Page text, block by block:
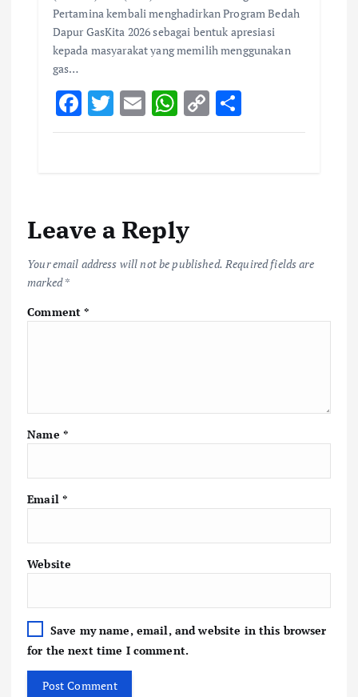
Pertamina kembali menghadirkan Program Bedah
Dapur GasKita 2026 sebagai bentuk apresiasi
kepada masyarakat yang memilih menggunakan
gas…
F
ac
o
k
T
w
E
m
W
h
p
p
C
o
k
S
h
Leave a Reply
Your email address will not be published. Required fields are
marked*
Comment*
Name *
Email *
Website
Save my name, email, and website in this browser
for the next time I comment.